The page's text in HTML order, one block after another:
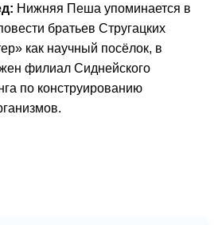
Нижняя Пеша упоминается в
братьев Стругацких
как научный посёлок, в
филиал Сиднейского
по конструированию